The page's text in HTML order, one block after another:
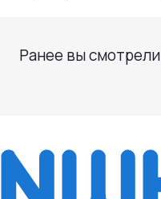
Ранее вы смотрели